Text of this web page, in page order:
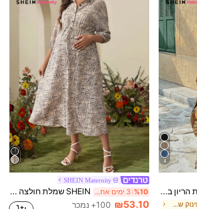
4
SHEIN שמלת הריון בצבע אחיד, קז'ואל לחופשה, שמלת ספגטי עם רצועות בצבע אחיד, שמלות הריון לנשים בהריון, בגדי הריון, שמלות קיץ, שמלות קז'ואל לנשים, שמלות ג'ינס קיץ לנשים, בגדי חופשה ביוון, שמלת Yisikado לנשים, שמלת זנאה לנשים, שמלת זנזאה לנשים, שמלת זנזאה לנשים, שמלת מידות גדולות, שמלת ג'ינס ארוכה, שמלת דמיון, שמלת ג'ינס לנשים, בגדי חופשה לנשים, שמלת נופש, שמלת חופשה לנשים, שמלות קז'ואל לנשים, שמלה אלגנטית לקיץ, שמלת מקסי, שמלת ג'ינס לנשים, שמלת הגעה חדשה לנשים, שמלת קז'ואל
ב מסיבת מקלחת לתינוק שמלות הריון
SHEIN Maternity
%10 3 ימים אחרונים SHEIN שמלת חולצה מזדמנת עם כפתור שרוולים פנסים עם חצי כיס עניבת מותניים
₪53.10 100+ נמכר